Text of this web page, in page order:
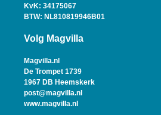
KvK: 34175067
BTW: NL810819946B01
Volg Magvilla
Magvilla.nl
De Trompet 1739
1967 DB Heemskerk
post@magvilla.nl
www.magvilla.nl